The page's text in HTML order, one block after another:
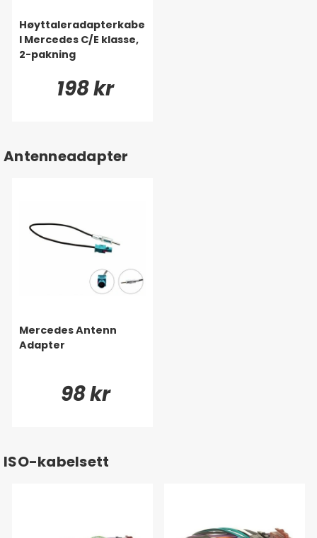
Høyttaleradapterkabe
l Mercedes C/E klasse,
2-pakning
198 kr
Antenneadapter
Mercedes Antenn
Adapter
98 kr
ISO-kabelsett